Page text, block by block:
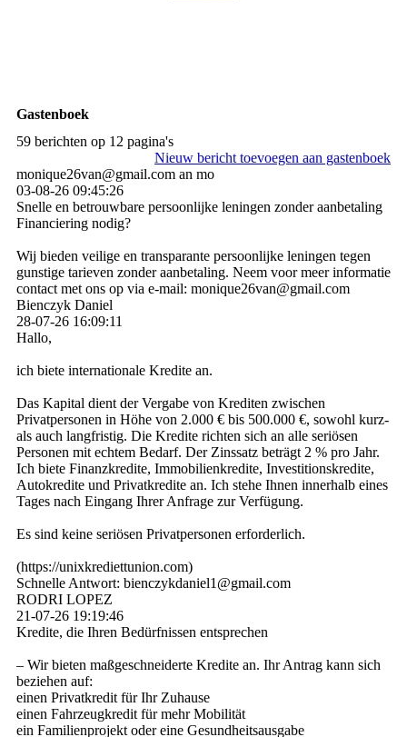
Gastenboek
59 berichten op 12 pagina's
Nieuw bericht toevoegen aan gastenboek
monique26van@gmail.com an mo
03-08-26 09:45:26
Snelle en betrouwbare persoonlijke leningen zonder aanbetaling
Financiering nodig?
Wij bieden veilige en transparante persoonlijke leningen tegen
gunstige tarieven zonder aanbetaling. Neem voor meer informatie
contact met ons op via e-mail: monique26van@gmail.com
Bienczyk Daniel
28-07-26 16:09:11
Hallo,
ich biete internationale Kredite an.
Das Kapital dient der Vergabe von Krediten zwischen
Privatpersonen in Höhe von 2.000 € bis 500.000 €, sowohl kurz-
als auch langfristig. Die Kredite richten sich an alle seriösen
Personen mit echtem Bedarf. Der Zinssatz beträgt 2 % pro Jahr.
Ich biete Finanzkredite, Immobilienkredite, Investitionskredite,
Autokredite und Privatkredite an. Ich stehe Ihnen innerhalb eines
Tages nach Eingang Ihrer Anfrage zur Verfügung.
Es sind keine seriösen Privatpersonen erforderlich.
(­https:­//­unixkrediettunion.­com)­
Schnelle Antwort: bienczykdaniel1@­gmail.­com
RODRI LOPEZ
21-07-26 19:19:46
Kredite, die Ihren Bedürfnissen entsprechen
– Wir bieten maßgeschneiderte Kredite an. Ihr Antrag kann sich
beziehen auf:
einen Privatkredit für Ihr Zuhause
einen Fahrzeugkredit für mehr Mobilität
ein Familienprojekt oder eine Gesundheitsausgabe